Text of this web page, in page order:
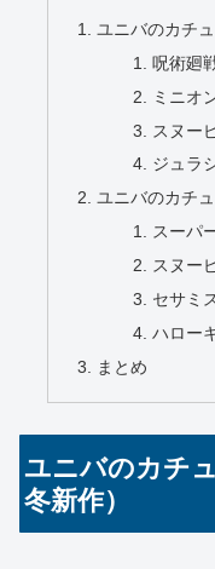
ユニバのカチ
呪術廻
ミニオ
スヌー
ジュラ
ユニバのカチ
スーパ
スヌー
セサミ
ハロー
まとめ
ユニバのカチ
冬新作）